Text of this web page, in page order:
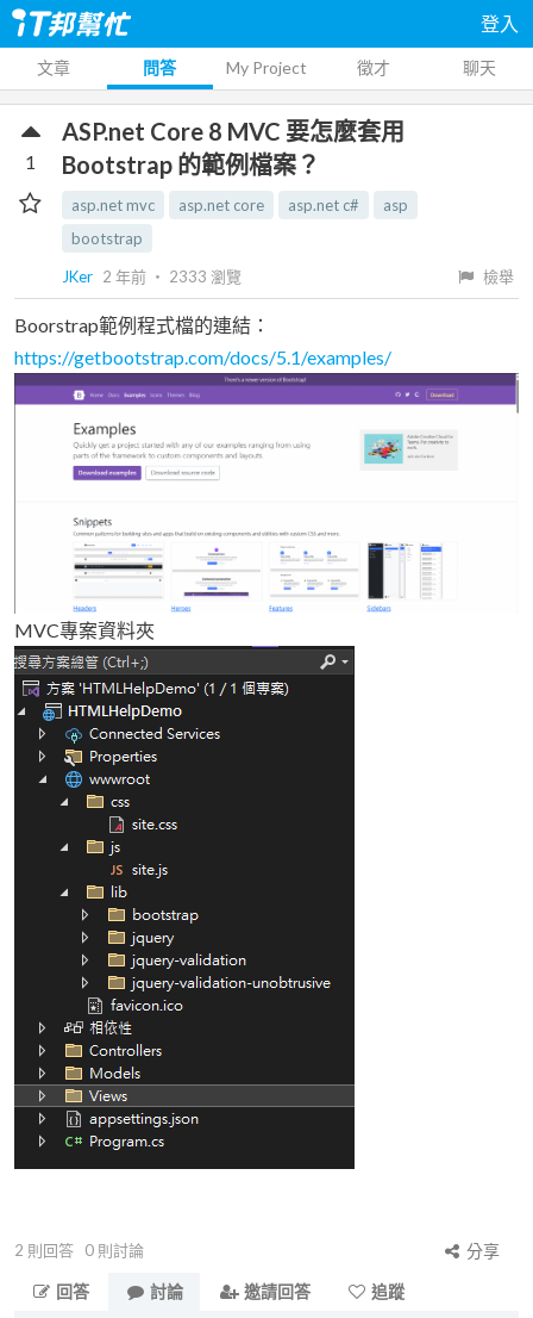
登入
文章 問答 My Project 徵才 聊天
ASP.net Core 8 MVC 要怎麼套用
Bootstrap 的範例檔案？
asp.net mvc asp.net core asp.net c#
asp
bootstrap
JKer 2 年前 ‧ 2333 瀏覽 檢舉
1
Boorstrap範例程式檔的連結：
https://getbootstrap.com/docs/5.1/examples/
MVC專案資料夾
2 則回答 0 則討論
分享
回答
討論 邀請回答
追蹤